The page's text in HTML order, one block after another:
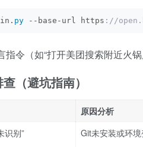
py --base-url https ://
令（如“打开美团搜索附近火锅
（避坑指南）
原因分析
识别”
Git未安装或环